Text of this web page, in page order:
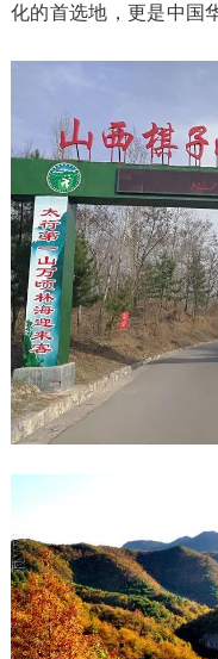
化的首选地，更是中国